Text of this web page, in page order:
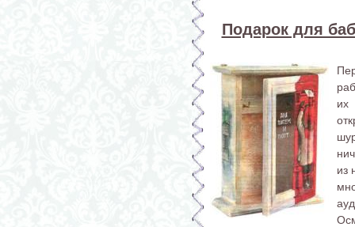
Подарок для
их
из